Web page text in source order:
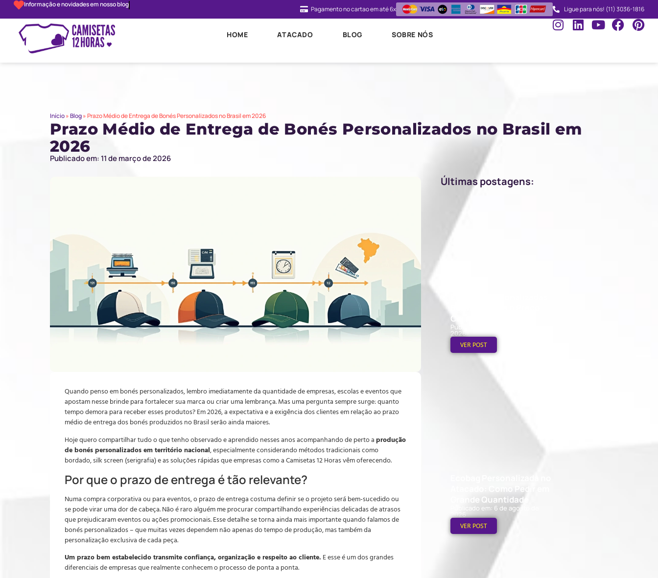
Informação e novidades em nosso blog
Ligue para nós! (11) 3036-1816
Pagamento no cartao em até 6x
HOME ATACADO BLOG SOBRE NÓS
Início»Blog»Prazo Médio de Entrega de Bonés Personalizados no Brasil em 2026
Prazo Médio de Entrega de Bonés Personalizados no Brasil em
2026
Publicado em: 11 de março de 2026
Quando penso em bonés personalizados, lembro imediatamente da quantidade de empresas, escolas e eventos que
apostam nesse brinde para fortalecer sua marca ou criar uma lembrança. Mas uma pergunta sempre surge: quanto
tempo demora para receber esses produtos? Em 2026, a expectativa e a exigência dos clientes em relação ao prazo
médio de entrega dos bonés produzidos no Brasil serão ainda maiores.
Hoje quero compartilhar tudo o que tenho observado e aprendido nesses anos acompanhando de perto a produção
de bonés personalizados em território nacional, especialmente considerando métodos tradicionais como
bordado, silk screen (serigrafia) e as soluções rápidas que empresas como a Camisetas 12 Horas vêm oferecendo.
Por que o prazo de entrega é tão relevante?
Numa compra corporativa ou para eventos, o prazo de entrega costuma definir se o projeto será bem-sucedido ou
se pode virar uma dor de cabeça. Não é raro alguém me procurar compartilhando experiências delicadas de atrasos
que prejudicaram eventos ou ações promocionais. Esse detalhe se torna ainda mais importante quando falamos de
bonés personalizados – que muitas vezes dependem não apenas do tempo de produção, mas também da
personalização exclusiva de cada peça.
Um prazo bem estabelecido transmite confiança, organização e respeito ao cliente. E esse é um dos grandes
diferenciais de empresas que realmente conhecem o processo de ponta a ponta.
Últimas postagens:
Cai no Atacado
Publicado em: 7 de agosto de
2026
VER POST
Atacado: Como Pedir em
Grande Quantidade
Publicado em: 6 de agosto de
2026
VER POST